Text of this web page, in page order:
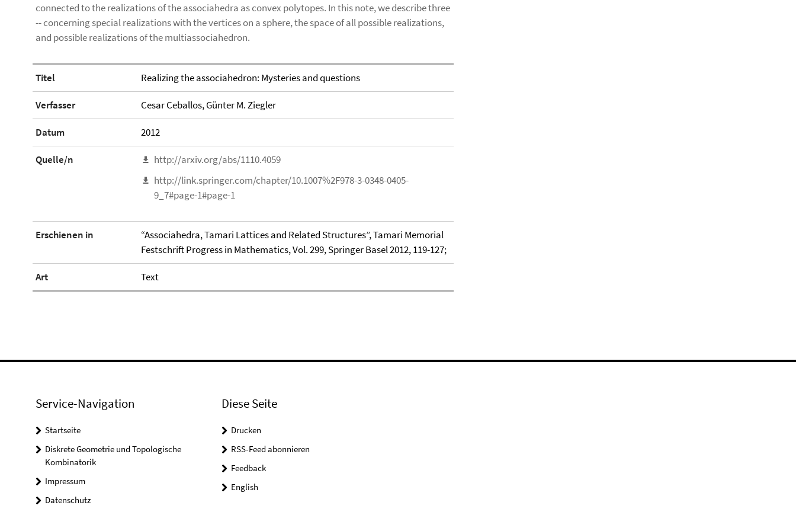
connected to the realizations of the associahedra as convex polytopes. In this note, we describe three
-- concerning special realizations with the vertices on a sphere, the space of all possible realizations,
and possible realizations of the multiassociahedron.
Titel Realizing the associahedron: Mysteries and questions
Verfasser Cesar Ceballos, Günter M. Ziegler
Datum 2012
Quelle/n
http://arxiv.org/abs/1110.4059
http://link.springer.com/chapter/10.1007%2F978-3-0348-0405-
9_7#page-1#page-1
Erschienen in
“Associahedra, Tamari Lattices and Related Structures”, Tamari Memorial
Festschrift Progress in Mathematics, Vol. 299, Springer Basel 2012, 119-127;
Art Text
Service-Navigation
Startseite
Diskrete Geometrie und Topologische
Kombinatorik
Impressum
Datenschutz
Diese Seite
Drucken
RSS-Feed abonnieren
Feedback
English